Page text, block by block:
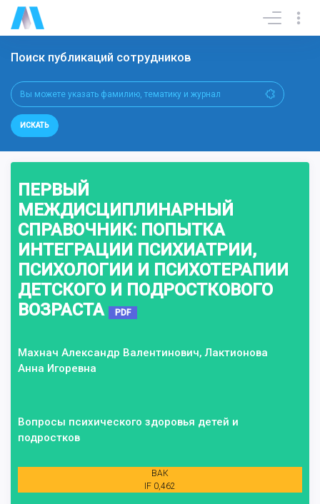
Поиск публикаций сотрудников
ИСКАТЬ
ПЕРВЫЙ
МЕЖДИСЦИПЛИНАРНЫЙ
СПРАВОЧНИК: ПОПЫТКА
ИНТЕГРАЦИИ ПСИХИАТРИИ,
ПСИХОЛОГИИ И ПСИХОТЕРАПИИ
ДЕТСКОГО И ПОДРОСТКОВОГО
ВОЗРАСТА
PDF
Махнач Александр Валентинович, Лактионова
Анна Игоревна
Вопросы психического здоровья детей и
подростков
ВАК
IF 0,462